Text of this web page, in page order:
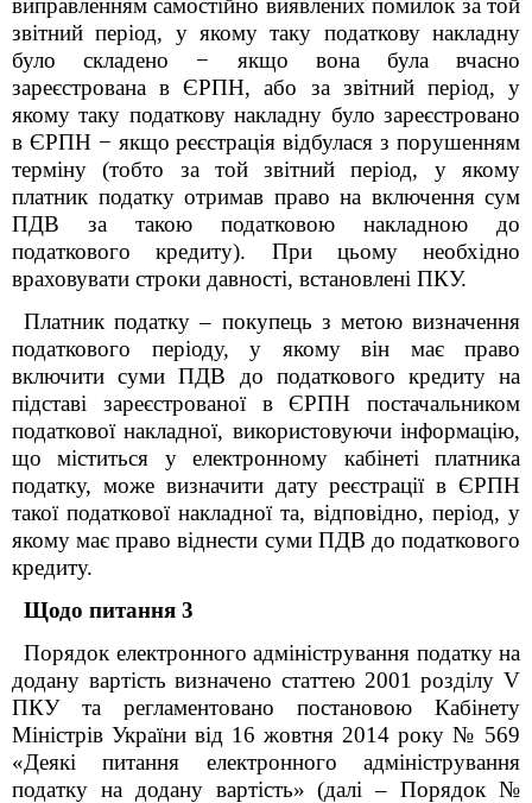
виправленням самостійно виявлених помилок за той
звітний період, у якому таку податкову накладну
було складено − якщо вона була вчасно
зареєстрована в ЄРПН, або за звітний період, у
якому таку податкову накладну було зареєстровано
в ЄРПН − якщо реєстрація відбулася з порушенням
терміну (тобто за той звітний період, у якому
платник податку отримав право на включення сум
ПДВ за такою податковою накладною до
податкового кредиту). При цьому необхідно
враховувати строки давності, встановлені ПКУ.
Платник податку – покупець з метою визначення
податкового періоду, у якому він має право
включити суми ПДВ до податкового кредиту на
підставі зареєстрованої в ЄРПН постачальником
податкової накладної, використовуючи інформацію,
що міститься у електронному кабінеті платника
податку, може визначити дату реєстрації в ЄРПН
такої податкової накладної та, відповідно, період, у
якому має право віднести суми ПДВ до податкового
кредиту.
Щодо питання 3
Порядок електронного адміністрування податку на
додану вартість визначено статтею 2001 розділу V
ПКУ та регламентовано постановою Кабінету
Міністрів України від 16 жовтня 2014 року № 569
«Деякі питання електронного адміністрування
податку на додану вартість» (далі – Порядок №